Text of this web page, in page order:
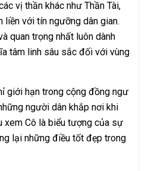
vị thần khác như Thần Tài,
liền với tín ngưỡng dân gian.
quan trọng nhất luôn dành
tâm linh sâu sắc đối với vùng
giới hạn trong cộng đồng ngư
người dân khắp nơi khi
xem Cô là biểu tượng của sự
lại những điều tốt đẹp trong